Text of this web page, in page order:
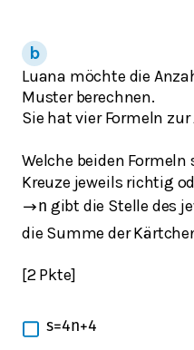
Luana möchte die
Muster berechnen.
Sie hat vier Formeln
Welche beiden
Kreuze jeweils richtig
→n gibt die Stelle des
die Summe der
[2 Pkte]
s=4n+4